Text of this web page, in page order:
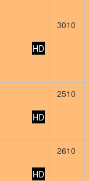
HD
3010
HD
2510
HD
2610